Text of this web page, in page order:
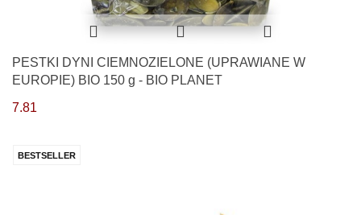
PESTKI DYNI CIEMNOZIELONE (UPRAWIANE W
EUROPIE) BIO 150 g - BIO PLANET
7.81
BESTSELLER